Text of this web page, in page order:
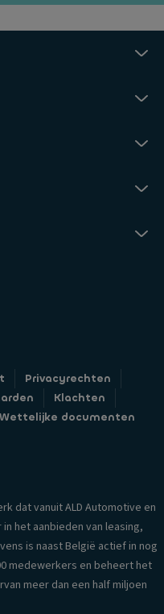
Privacyrechten
Klachten
Wettelijke documenten
dat vanuit ALD Automotive en
het aanbieden van leasing,
is naast België actief in nog
medewerkers en beheert het
meer dan een half miljoen